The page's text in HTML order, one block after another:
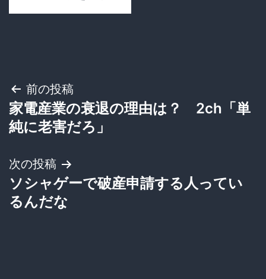
投
稿
ビ
ゲ
前の投稿
家電産業の衰退の理由は？ 2ch「単
純に老害だろ」
次の投稿
ソシャゲーで破産申請する人ってい
るんだな